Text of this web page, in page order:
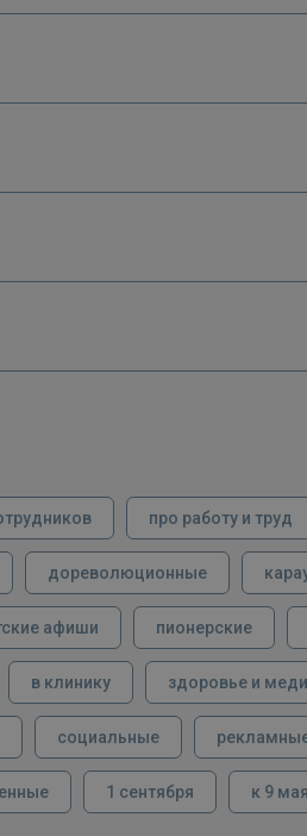
про работу и труд
дореволюционные
афиши пионерские
в клинику здоровье и
социальные
1 сентября к 9 мая